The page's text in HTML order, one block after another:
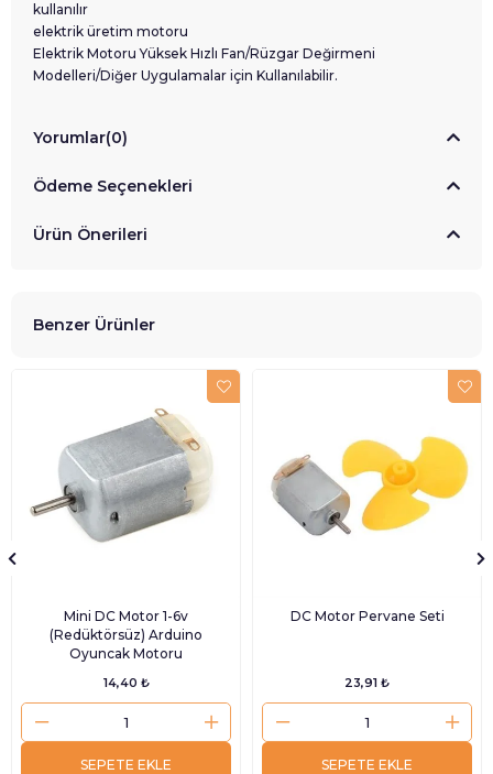
kullanılır
elektrik üretim motoru
Elektrik Motoru Yüksek Hızlı Fan/Rüzgar Değirmeni
Modelleri/Diğer Uygulamalar için Kullanılabilir.
Yorumlar(0)
Ödeme Seçenekleri
Ürün Önerileri
Benzer Ürünler
Mini DC Motor 1-6v
(Redüktörsüz) Arduino
Oyuncak Motoru
14,40 ₺
SEPETE EKLE
DC Motor Pervane Seti
23,91 ₺
SEPETE EKLE